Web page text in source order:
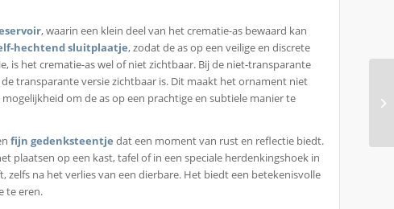
, waarin een klein deel van het crematie-as bewaard kan
hechtend sluitplaatje, zodat de as op een veilige en discrete
is het crematie-as wel of niet zichtbaar. Bij de niet-transparante
transparante versie zichtbaar is. Dit maakt het ornament niet
om de as op een prachtige en subtiele manier te
fijn gedenksteentje dat een moment van rust en reflectie biedt.
op een kast, tafel of in een speciale herdenkingshoek in
zelfs na het verlies van een dierbare. Het biedt een betekenisvolle
te eren.